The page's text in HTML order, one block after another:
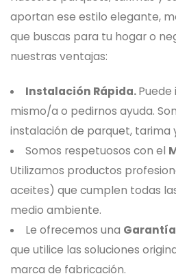
aportan ese estilo elegante,
que buscas para tu hogar o
nuestras ventajas:
Instalación Rápida.Puede
mismo/a o pedirnos ayuda.
instalación de parquet, tarima
Somos respetuosos con el
Utilizamos productos
aceites) que cumplen todas
medio ambiente.
Le ofrecemos una
que utilice las soluciones
marca de fabricación.